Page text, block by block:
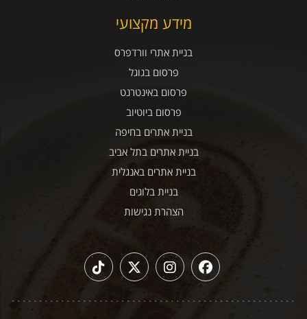
מידע מקצועי
בניית אתרי וורדפרס
פרסום בגוגל
פרסום באינטרנט
פרסום ביוטיוב
בניית אתרים בחיפה
בניית אתרים בתל אביב
בניית אתרים באנגלית
בניית בלוגים
הצהרת נגישות